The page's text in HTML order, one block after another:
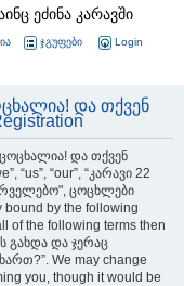
ეძინა კარავში
ჯგუფები Login
და თქვენ
და თქვენ
“us”, “our”, “კარავი 22
ცოცხლები
bound by the following
of the following terms then
გახდა და ჯერაც
We may change
you, though it would be